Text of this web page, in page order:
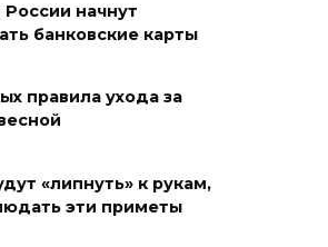
мигрантов
месячник
России начнут
банковские карты
правила ухода за
«липнуть» к рукам,
эти приметы